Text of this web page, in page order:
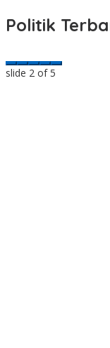
Politik
slide 2 of 5